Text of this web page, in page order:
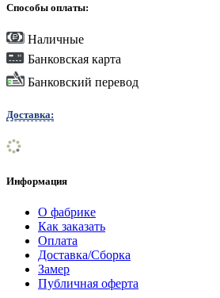
Способы оплаты:
Наличные
Банковская карта
Банковский перевод
Доставка:
Информация
О фабрике
Как заказать
Оплата
Доставка/Сборка
Замер
Публичная оферта